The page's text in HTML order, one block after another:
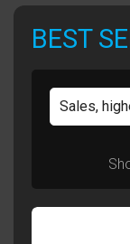
BEST
Sales,